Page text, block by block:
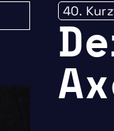
40.